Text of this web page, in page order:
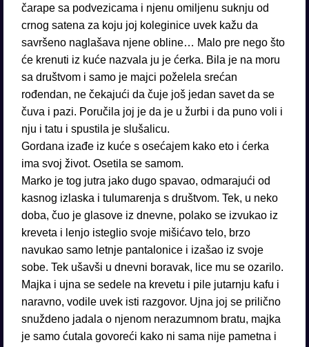
čarape sa podvezicama i njenu omiljenu suknju od
crnog satena za koju joj koleginice uvek kažu da
savršeno naglašava njene obline… Malo pre nego što
će krenuti iz kuće nazvala ju je ćerka. Bila je na moru
sa društvom i samo je majci poželela srećan
rođendan, ne čekajući da čuje još jedan savet da se
čuva i pazi. Poručila joj je da je u žurbi i da puno voli i
nju i tatu i spustila je slušalicu.
Gordana izađe iz kuće s osećajem kako eto i ćerka
ima svoj život. Osetila se samom.
Marko je tog jutra jako dugo spavao, odmarajući od
kasnog izlaska i tulumarenja s društvom. Tek, u neko
doba, čuo je glasove iz dnevne, polako se izvukao iz
kreveta i lenjo isteglio svoje mišićavo telo, brzo
navukao samo letnje pantalonice i izašao iz svoje
sobe. Tek ušavši u dnevni boravak, lice mu se ozarilo.
Majka i ujna se sedele na krevetu i pile jutarnju kafu i
naravno, vodile uvek isti razgovor. Ujna joj se prilično
snuždeno jadala o njenom nerazumnom bratu, majka
je samo ćutala govoreći kako ni sama nije pametna i